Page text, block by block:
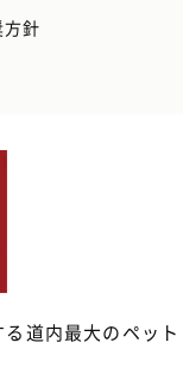
方針
道内最大のペット